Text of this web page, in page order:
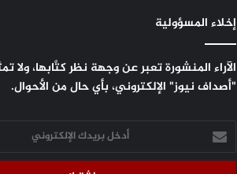
إخلاء المسؤولية
الآراء المنشورة تعبر عن وجهة نظر كتَّابها، ولا
"أصداف نيوز" الإلكتروني، بأي حال من الأحوال.
أدخل
بريدك
الإلكتروني